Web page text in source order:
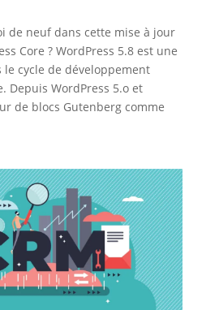
de neuf dans cette mise à jour
Core ? WordPress 5.8 est une
cycle de développement
Depuis WordPress 5.o et
de blocs Gutenberg comme